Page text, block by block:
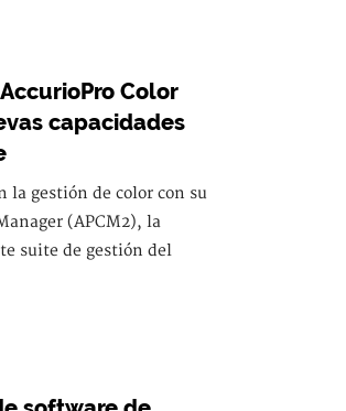
Color
capacidades
la gestión de color con su
(APCM2), la
suite de gestión del